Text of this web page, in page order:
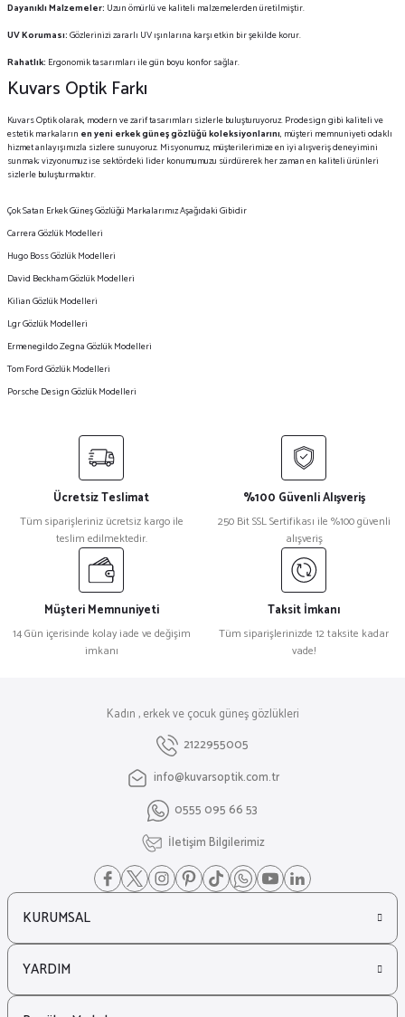
Dayanıklı Malzemeler: Uzun ömürlü ve kaliteli malzemelerden üretilmiştir.
UV Koruması:Gözlerinizi zararlı UV ışınlarına karşı etkin bir şekilde korur.
Rahatlık: Ergonomik tasarımları ile gün boyu konfor sağlar.
Kuvars Optik Farkı
Kuvars Optik olarak, modern ve zarif tasarımları sizlerle buluşturuyoruz. Prodesign gibi kaliteli ve
estetik markaların en yeni erkek güneş gözlüğü koleksiyonlarını, müşteri memnuniyeti odaklı
hizmet anlayışımızla sizlere sunuyoruz. Misyonumuz, müşterilerimize en iyi alışveriş deneyimini
sunmak; vizyonumuz ise sektördeki lider konumumuzu sürdürerek her zaman en kaliteli ürünleri
sizlerle buluşturmaktır.
Çok Satan Erkek Güneş Gözlüğü Markalarımız Aşağıdaki Gibidir
Carrera Gözlük Modelleri
Hugo Boss Gözlük Modelleri
David Beckham Gözlük Modelleri
Kilian Gözlük Modelleri
Lgr Gözlük Modelleri
Ermenegildo Zegna Gözlük Modelleri
Tom Ford Gözlük Modelleri
Porsche Design Gözlük Modelleri
Ücretsiz Teslimat
Tüm siparişleriniz ücretsiz kargo ile
teslim edilmektedir.
%100 Güvenli Alışveriş
250 Bit SSL Sertifikası ile %100 güvenli
alışveriş
Müşteri Memnuniyeti
14 Gün içerisinde kolay iade ve değişim
imkanı
Taksit İmkanı
Tüm siparişlerinizde 12 taksite kadar
vade!
Kadın , erkek ve çocuk güneş gözlükleri
2122955005
info@kuvarsoptik.com.tr
0555 095 66 53
İletişim Bilgilerimiz
KURUMSAL
YARDIM